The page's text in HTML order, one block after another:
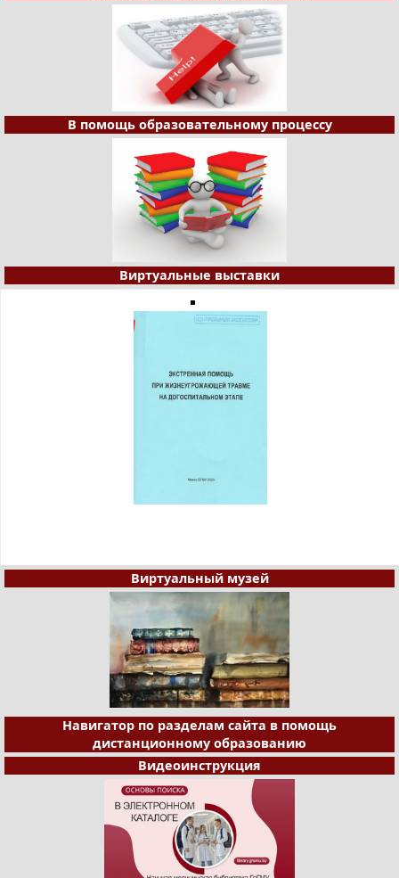
В помощь образовательному процессу
Виртуальные выставки
Виртуальный музей
Навигатор по разделам сайта в помощь
дистанционному образованию
Видеоинструкция